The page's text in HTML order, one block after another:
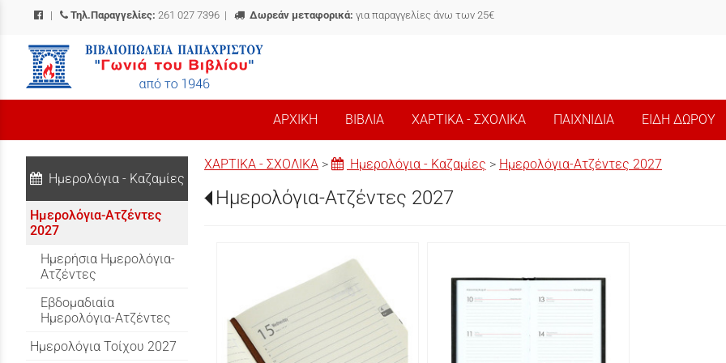
| Τηλ.Παραγγελίες: 261 027 7396 | Δωρεάν μεταφορικά: για παραγγελίες άνω των 25€
/
ΑΡΧΙΚΗ ΒΙΒΛΙΑ ΧΑΡΤΙΚΑ - ΣΧΟΛΙΚΑ ΠΑΙΧΝΙΔΙΑ ΕΙΔΗ ΔΩΡΟΥ
Ημερολόγια - Καζαμίες
Ημερολόγια-Ατζέντες
2027
Ημερήσια Ημερολόγια-
Ατζέντες
Εβδομαδιαία
Ημερολόγια-Ατζέντες
Ημερολόγια Τοίχου 2027
ΧΑΡΤΙΚΑ - ΣΧΟΛΙΚΑ > Ημερολόγια - Καζαμίες > Ημερολόγια-Ατζέντες 2027
Ημερολόγια-Ατζέντες 2027